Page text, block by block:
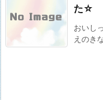
た☆
おいし
えのき